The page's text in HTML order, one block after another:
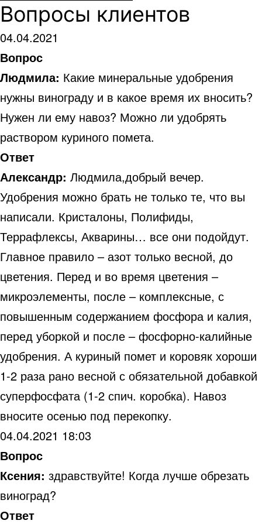
Вопросы клиентов
04.04.2021
Вопрос
Людмила: Какие минеральные удобрения
нужны винограду и в какое время их вносить?
Нужен ли ему навоз? Можно ли удобрять
раствором куриного помета.
Ответ
Александр: Людмила,добрый вечер.
Удобрения можно брать не только те, что вы
написали. Кристалоны, Полифиды,
Террафлексы, Акварины… все они подойдут.
Главное правило – азот только весной, до
цветения. Перед и во время цветения –
микроэлементы, после – комплексные, с
повышенным содержанием фосфора и калия,
перед уборкой и после – фосфорно-калийные
удобрения. А куриный помет и коровяк хороши
1-2 раза рано весной с обязательной добавкой
суперфосфата (1-2 спич. коробка). Навоз
вносите осенью под перекопку.
04.04.2021 18:03
Вопрос
Ксения: здравствуйте! Когда лучше обрезать
виноград?
Ответ